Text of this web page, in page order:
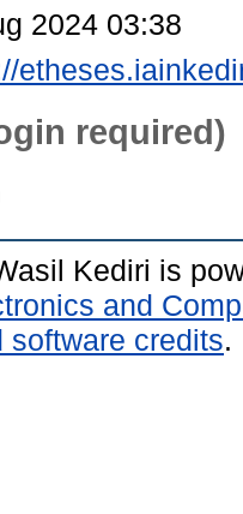
2024 03:38
required)
Kediri is
and
software credits.